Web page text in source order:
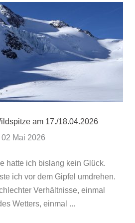
am 17./18.04.2026
02 Mai 2026
hatte ich bislang kein Glück.
ich vor dem Gipfel umdrehen.
Verhältnisse, einmal
Wetters, einmal ...